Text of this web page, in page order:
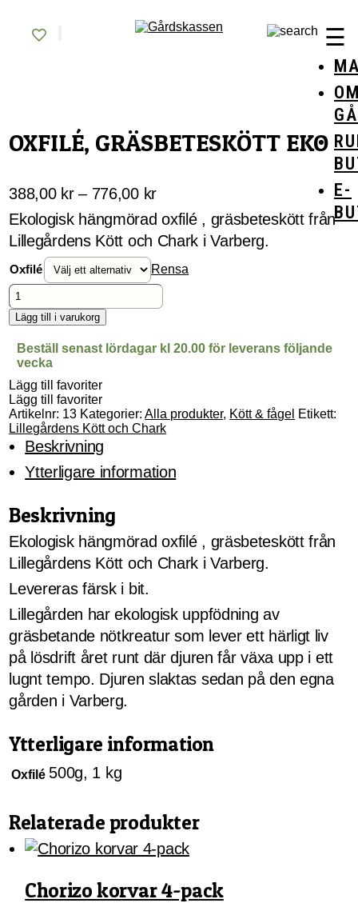
content
☰
E-
OXFILÉ, GRÄSBETESKÖTT EKO
388,00 kr – 776,00 krPrisintervall:
388,00 kr
till
Ekologisk hängmörad oxfilé , gräsbeteskött från
Lillegårdens Kött och Chark i Varberg.
Oxfilé
Rensa
Oxfilé,
gräsbeteskött
EKO
Lägg till i varukorg
Beställ senast lördagar kl 20.00 för leverans följande
vecka
Lägg till favoriter
Lägg till favoriter
Artikelnr: 13 Kategorier:Alla produkter, Kött & fågel Etikett:
Lillegårdens Kött och Chark
Beskrivning
Ytterligare information
Beskrivning
Ekologisk hängmörad oxfilé , gräsbeteskött från
Lillegårdens Kött och Chark i Varberg.
Levereras färsk i bit.
Lillegården har ekologisk uppfödning av
gräsbetande nötkreatur som lever ett härligt liv
på lösdrift året runt där djuren får växa upp i ett
lugnt tempo. Djuren slaktas sedan på den egna
gården i Varberg.
Ytterligare information
Oxfilé 500g, 1 kg
Relaterade produkter
Chorizo korvar 4-pack